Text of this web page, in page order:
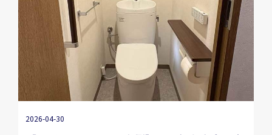
2026-04-30